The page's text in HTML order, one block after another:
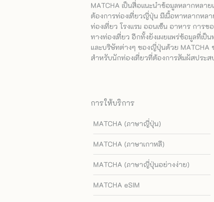
MATCHA เป็นสื่อแนะนำข้อมูลหลากหล
ต้องการท่องเที่ยวญี่ปุ่น มีเนื้อหาหลากหล
ท่องเที่ยว โรงแรม ออนเซ็น อาหาร การ
ทางท่องเที่ยว อีกทั้งยังเผยแพร่ข้อมูลที่เ
และบริษัทต่างๆ ของญี่ปุ่นด้วย
สำหรับนักท่องเที่ยวที่ต้องการสัมผัสประ
การให้บริการ
MATCHA (ภาษาญี่ปุ่น)
MATCHA (ภาษาเกาหลี)
MATCHA (ภาษาญี่ปุ่นอย่างง่าย)
MATCHA eSIM